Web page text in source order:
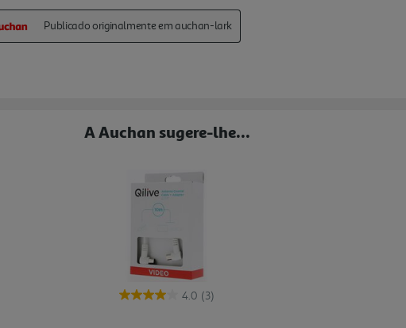
A Auchan sugere-lhe...
4.0 (3)